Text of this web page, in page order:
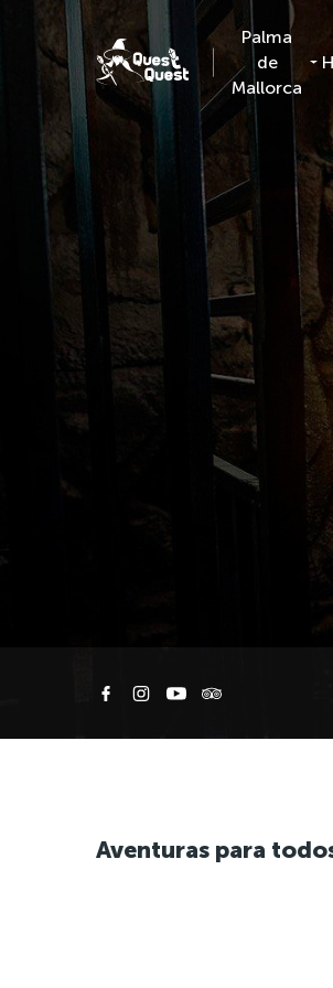
Palma
de
Mallorca
Aventuras para